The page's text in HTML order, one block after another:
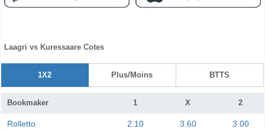
Laagri vs Kuressaare Cotes
1X2 Plus/Moins BTTS
Bookmaker 1 X 2
Rolletto 2.10 3.60 3.00